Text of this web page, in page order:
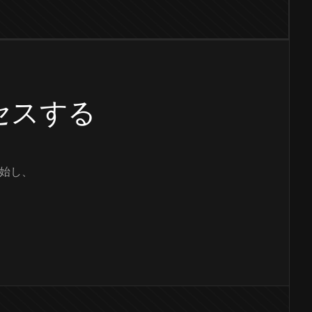
スする
し、